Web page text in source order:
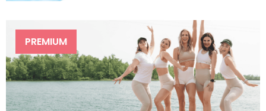
PREMIUM